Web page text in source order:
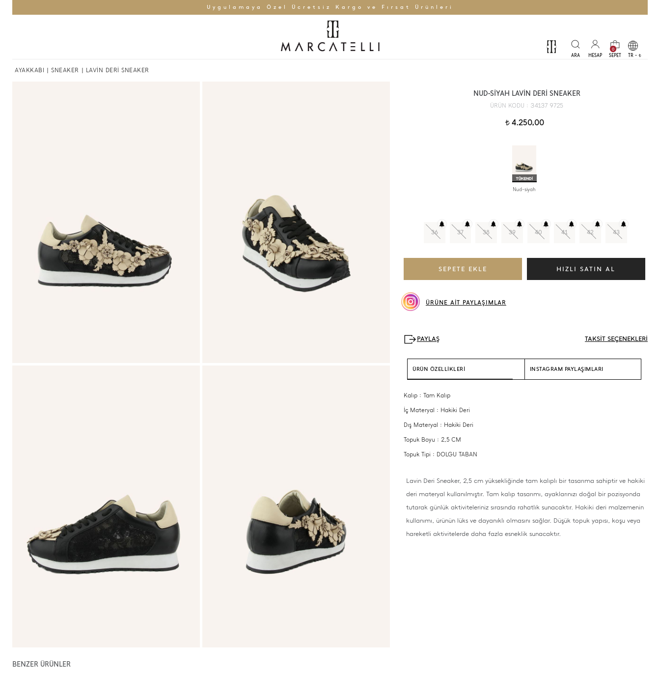
Uygulamaya Özel Ücretsiz Kargo ve Fırsat Ürünleri
0
TR - t
AYAKKABI SNEAKER | LAVİN DERİ SNEAKER
NUD-SİYAH LAVİN DERİ SNEAKER
ÜRÜN KODU : 34137 9725
t4.250,00
Nud-siyah
36 37 38 39 40 41 42 43
ÜRÜNE AİT PAYLAŞIMLAR
TAKSİT SEÇENEKLERİ
ÜRÜN ÖZELLİKLERİ INSTAGRAM PAYLAŞIMLARI
Kalıp : Tam Kalıp
İç Materyal : Hakiki Deri
Dış Materyal : Hakiki Deri
Topuk Boyu : 2,5 CM
Topuk Tipi : DOLGU TABAN
Lavin Deri Sneaker, 2,5 cm yüksekliğinde tam kalıplı bir tasarıma sahiptir ve hakiki
deri materyal kullanılmıştır. Tam kalıp tasarımı, ayaklarınızı doğal bir pozisyonda
tutarak günlük aktiviteleriniz sırasında rahatlık sunacaktır. Hakiki deri malzemenin
kullanımı, ürünün lüks ve dayanıklı olmasını sağlar. Düşük topuk yapısı, koşu veya
hareketli aktivitelerde daha fazla esneklik sunacaktır.
BENZER ÜRÜNLER